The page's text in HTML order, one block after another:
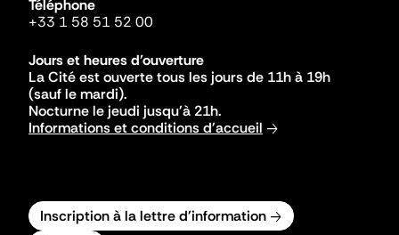
Téléphone
+33 1 58 51 52 00
Jours et heures d'ouverture
La Cité est ouverte tous les jours de 11h à 19h
(sauf le mardi).
Nocturne le jeudi jusqu'à 21h.
Informations et conditions d'accueil
Inscription à la lettre d'information